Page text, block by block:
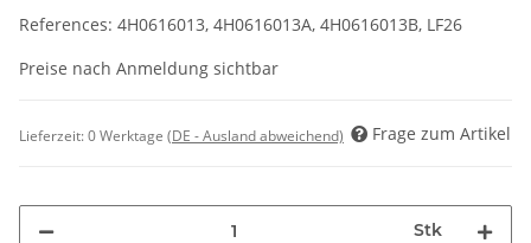
References: 4H0616013, 4H0616013A, 4H0616013B, LF26
Preise nach Anmeldung sichtbar
Lieferzeit:0 Werktage (DE - Ausland abweichend) Frage zum Artikel
Stk